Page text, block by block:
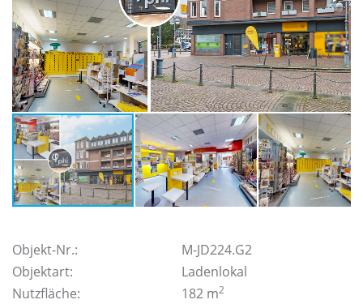
Objekt-Nr.:
M-JD224.G2
Objektart:
Ladenlokal
Nutzfläche:
182 m2